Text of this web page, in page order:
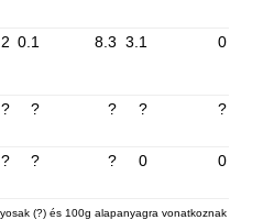
0.1 8.3 3.1 0
? ? ? ? ?
? ? ? 0 0
(?) és 100g alapanyagra vonatkoznak